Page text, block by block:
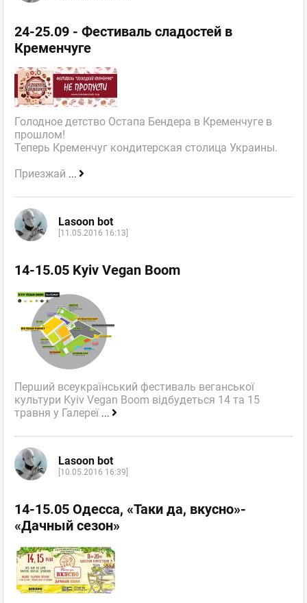
24-25.09 - Фестиваль сладостей в
Кременчуге
Голодное детство Остапа Бендера в Кременчуге в
прошлом!
Теперь Кременчуг кондитерская столица Украины.
Приезжай ...
Lasoon bot
[11.05.2016 16:13]
14-15.05 Kyiv Vegan Boom
Перший всеукраїнський фестиваль веганської
культури Kyiv Vegan Boom відбудеться 14 та 15
травня у Галереї ...
Lasoon bot
[10.05.2016 16:39]
14-15.05 Одесса, «Таки да, вкусно»-
«Дачный сезон»